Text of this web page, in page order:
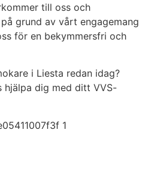
till oss och
grund av vårt engagemang
för en bekymmersfri och
i Liesta redan idag?
hjälpa dig med ditt VVS-